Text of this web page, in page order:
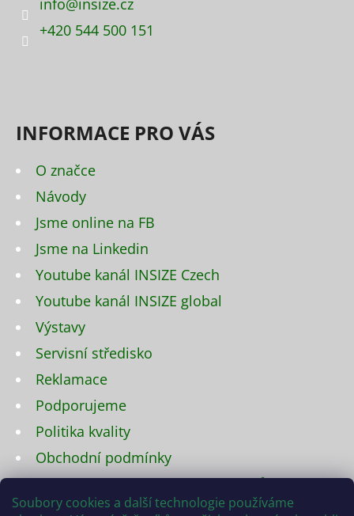
Soubory cookies a další technologie používáme
+420 544 500 151
INFORMACE PRO VÁS
O značce
Návody
Jsme online na FB
Jsme na Linkedin
Youtube kanál INSIZE Czech
Youtube kanál INSIZE global
Výstavy
Servisní středisko
Reklamace
Podporujeme
Politika kvality
Obchodní podmínky
Podmínky ochrany osobních údajů
Napište nám